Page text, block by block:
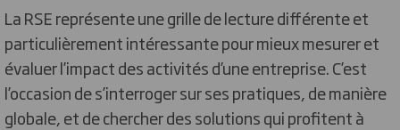
La RSE représente une grille de lecture différente et
particulièrement intéressante pour mieux mesurer et
évaluer l’impact des activités d’une entreprise. C’est
l’occasion de s’interroger sur ses pratiques, de manière
globale, et de chercher des solutions qui profitent à